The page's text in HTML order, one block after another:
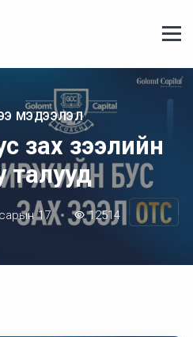
МЭДЭЭЛЭЛ
зах зээлийн
талууд
17 12514